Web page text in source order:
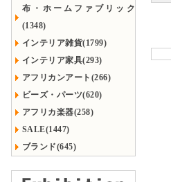
布・ホームファブリック
(1348)
インテリア雑貨(1799)
インテリア家具(293)
アフリカンアート(266)
ビーズ・パーツ(620)
アフリカ楽器(258)
SALE(1447)
ブランド(645)